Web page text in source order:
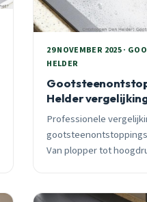
29 NOVEMBER 2025 ·
HELDER
Helder
Professionele
Van plopper tot